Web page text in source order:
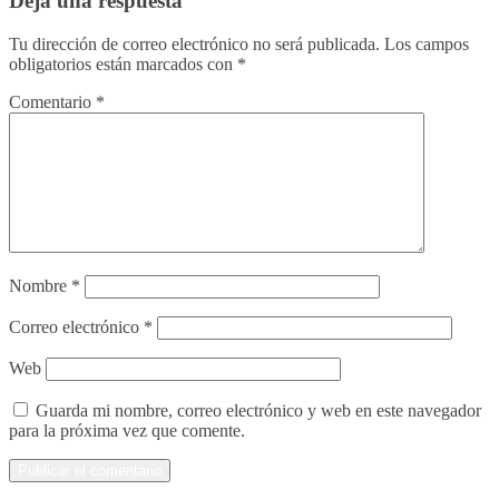
Tu dirección de correo electrónico no será publicada. Los campos
obligatorios están marcados con *
Comentario *
Nombre *
Correo electrónico *
Web
Guarda mi nombre, correo electrónico y web en este navegador
para la próxima vez que comente.